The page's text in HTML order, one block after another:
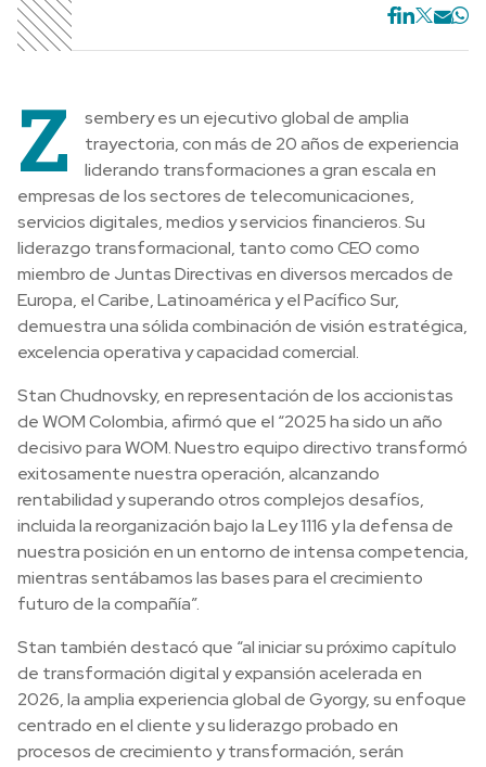
Z
sembery es un ejecutivo global de amplia
trayectoria, con más de 20 años de experiencia
liderando transformaciones a gran escala en
empresas de los sectores de telecomunicaciones,
servicios digitales, medios y servicios financieros. Su
liderazgo transformacional, tanto como CEO como
miembro de Juntas Directivas en diversos mercados de
Europa, el Caribe, Latinoamérica y el Pacífico Sur,
demuestra una sólida combinación de visión estratégica,
excelencia operativa y capacidad comercial.
Stan Chudnovsky, en representación de los accionistas
de WOM Colombia, afirmó que el “2025 ha sido un año
decisivo para WOM. Nuestro equipo directivo transformó
exitosamente nuestra operación, alcanzando
rentabilidad y superando otros complejos desafíos,
incluida la reorganización bajo la Ley 1116 y la defensa de
nuestra posición en un entorno de intensa competencia,
mientras sentábamos las bases para el crecimiento
futuro de la compañía”.
Stan también destacó que “al iniciar su próximo capítulo
de transformación digital y expansión acelerada en
2026, la amplia experiencia global de Gyorgy, su enfoque
centrado en el cliente y su liderazgo probado en
procesos de crecimiento y transformación, serán